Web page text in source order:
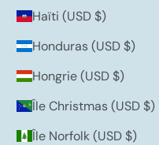
Haïti (USD $)
Honduras (USD $)
Hongrie (USD $)
Île Christmas (USD $)
Île Norfolk (USD $)